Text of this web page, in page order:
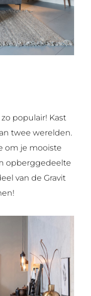
populair! Kast
twee werelden.
om je mooiste
opberggedeelte
van de Gravit